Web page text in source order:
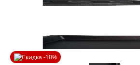
Скидка -10%